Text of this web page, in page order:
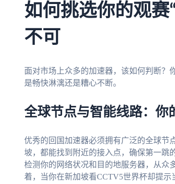
如何挑选你的观赛
不可
面对市场上众多的加速器，该如何判断？
是畅快淋漓还是糟心不断。
全球节点与智能线路：你
优秀的回国加速器必须拥有广泛的全球节
坡，都能找到附近的接入点，确保第一跳
检测你的网络状况和目的地服务器，从众
着，当你在新加坡看CCTV5世界杯却提